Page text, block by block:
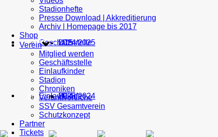
U15
U14
2024/2025
2023/2024
Geschäftsstelle
Einlaufkinder
TICKETS
NEWS
Stadionhefte
Presse Download | Akkreditierung
Archiv | Homepage bis 2017
Shop
Verein
Mitglied werden
Geschäftsstelle
Einlaufkinder
Stadion
Chroniken
Verantwortliche
SSV Gesamtverein
Schutzkonzept
Partner
Tickets